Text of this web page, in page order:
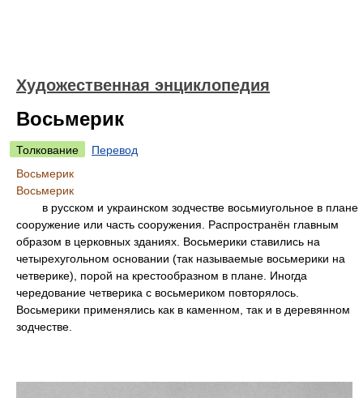
Художественная энциклопедия
Восьмерик
Толкование
Перевод
Восьмерик
Восьмерик
в русском и украинском зодчестве восьмиугольное в плане
сооружение или часть сооружения. Распространён главным
образом в церковных зданиях. Восьмерики ставились на
четырехугольном основании (так называемые восьмерики на
четверике), порой на крестообразном в плане. Иногда
чередование четверика с восьмериком повторялось.
Восьмерики применялись как в каменном, так и в деревянном
зодчестве.